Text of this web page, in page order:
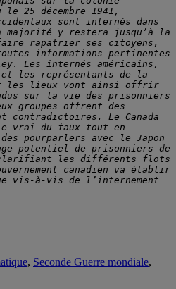
le 25 décembre 1941,
sont internés dans
majorité y restera jusqu’à la
rapatrier ses citoyens,
informations pertinentes
Les internés américains,
les représentants de la
les lieux vont ainsi offrir
sur la vie des prisonniers
groupes offrent des
contradictoires. Le Canada
vrai du faux tout en
pourparlers avec le Japon
potentiel de prisonniers de
clarifiant les différents flots
canadien va établir
vis-à-vis de l’internement
, Seconde Guerre mondiale